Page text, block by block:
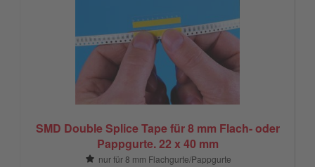
SMD Double Splice Tape für 8 mm Flach- oder
Pappgurte. 22 x 40 mm
nur für 8 mm Flachgurte/Pappgurte